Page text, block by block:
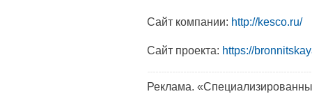
Сайт компании: http://kesco.ru/
Сайт проекта: https://
Реклама.